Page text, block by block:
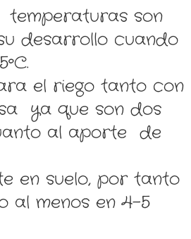
temperaturas son
desarrollo cuando
el riego tanto con
ya que son dos
al aporte de
en suelo, por tanto
al menos en 4-5